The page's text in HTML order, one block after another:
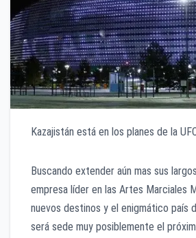
Kazajistán está en los planes de la
Buscando extender aún mas sus
empresa líder en las Artes Marciales
nuevos destinos y el enigmático país
será sede muy posiblemente el